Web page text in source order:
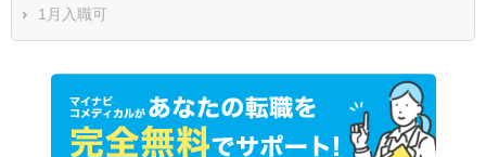
1月入職可